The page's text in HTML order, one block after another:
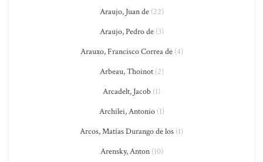
Araujo, Juan de(22)
Araujo, Pedro de(3)
Arauxo, Francisco Correa de(4)
Arbeau, Thoinot(2)
Arcadelt, Jacob (1)
Archilei, Antonio(1)
Arcos, Matías Durango de los (1)
Arensky, Anton(10)